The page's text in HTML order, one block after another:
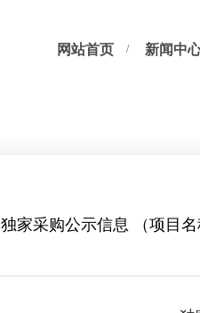
网站首页 新闻中
独家采购公示信息 （项目